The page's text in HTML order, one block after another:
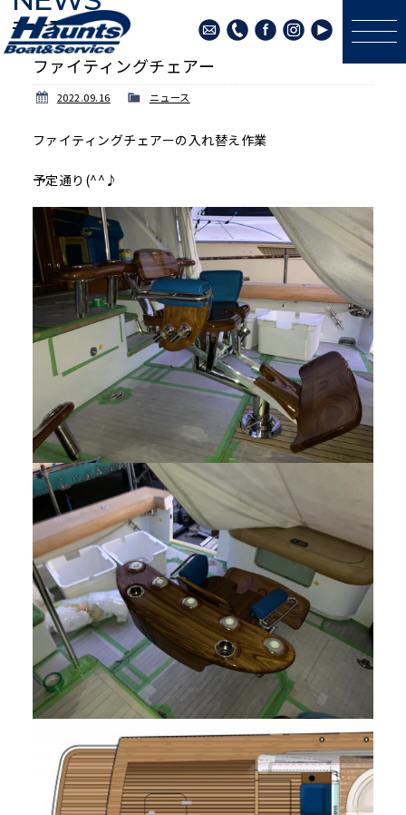
ニュース
ファイティングチェアー
2022.09.16 ニュース
ファイティングチェアーの入れ替え作業
予定通り(^^♪